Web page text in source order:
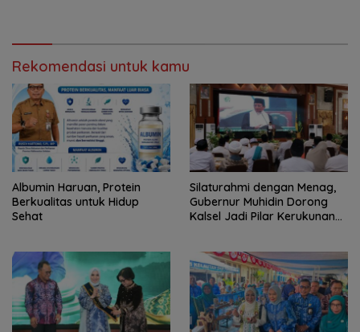
Rekomendasi untuk kamu
Albumin Haruan, Protein
Berkualitas untuk Hidup
Sehat
Silaturahmi dengan Menag,
Gubernur Muhidin Dorong
Kalsel Jadi Pilar Kerukunan